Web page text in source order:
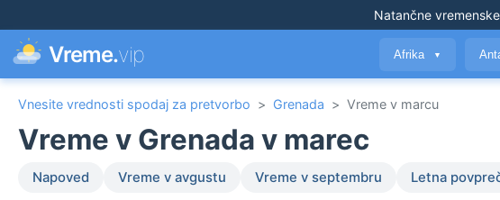
Natančne
Vreme.vip Afrika ▼
Vnesite vrednosti spodaj za pretvorbo > Grenada > Vreme v marcu
Vreme v Grenada v marec
Napoved Vreme v avgustu Vreme v septembru Letna